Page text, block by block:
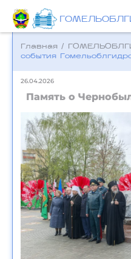
Главная /
события
26.04.2026
Память о